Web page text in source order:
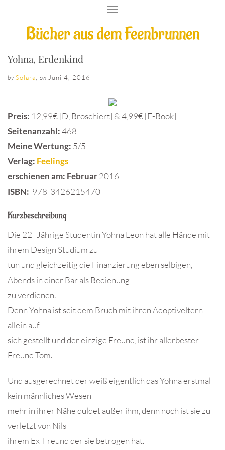
Bücher aus dem Feenbrunnen
T
G
G
T
Yohna, Erdenkind
by Solara on Juni 4, 2016
Preis: 12,99€ [D, Broschiert] & 4,99€ [E-Book]
Seitenanzahl:468
Meine Wertung: 5/5
Verlag: Feelings
erschienen am: Februar2016
ISBN: 978-3426215470
Kurzbeschreibung
Die 22- Jährige Studentin Yohna Leon hat alle Hände mit
ihrem Design Studium zu
tun und gleichzeitig die Finanzierung eben selbigen,
Abends in einer Bar als Bedienung
zu verdienen.
Denn Yohna ist seit dem Bruch mit ihren Adoptiveltern
allein auf
sich gestellt und der einzige Freund, ist ihr allerbester
Freund Tom.
Und ausgerechnet der weiß eigentlich das Yohna erstmal
kein männliches Wesen
mehr in ihrer Nähe duldet außer ihm, denn noch ist sie zu
verletzt von Nils
ihrem Ex-Freund der sie betrogen hat.